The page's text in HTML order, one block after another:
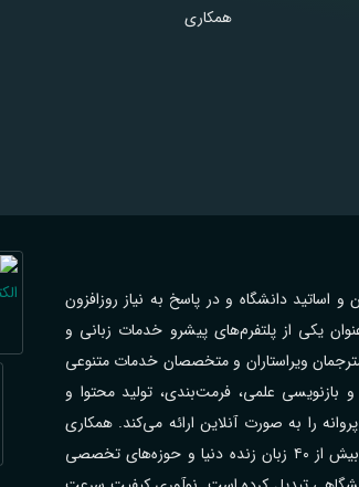
همکاری
و اساتید دانشگاه و در پاسخ به نیاز روزافزون
یکی از پلتفرم‌های پیشرو خدمات زبانی و
ویراستاران و متخصصان خدمات متنوعی
بازنویسی علمی، فرمت‌بندی، تولید محتوا و
را به صورت آنلاین ارائه می‌کند. همکاری
گسترده با مراکز علمی دانشگاه‌ها شرکت‌ها و سازمان‌های مختلف و ارائه خدمات در بیش از ۴۰ زبان زنده دنیا و حوزه‌های تخصصی